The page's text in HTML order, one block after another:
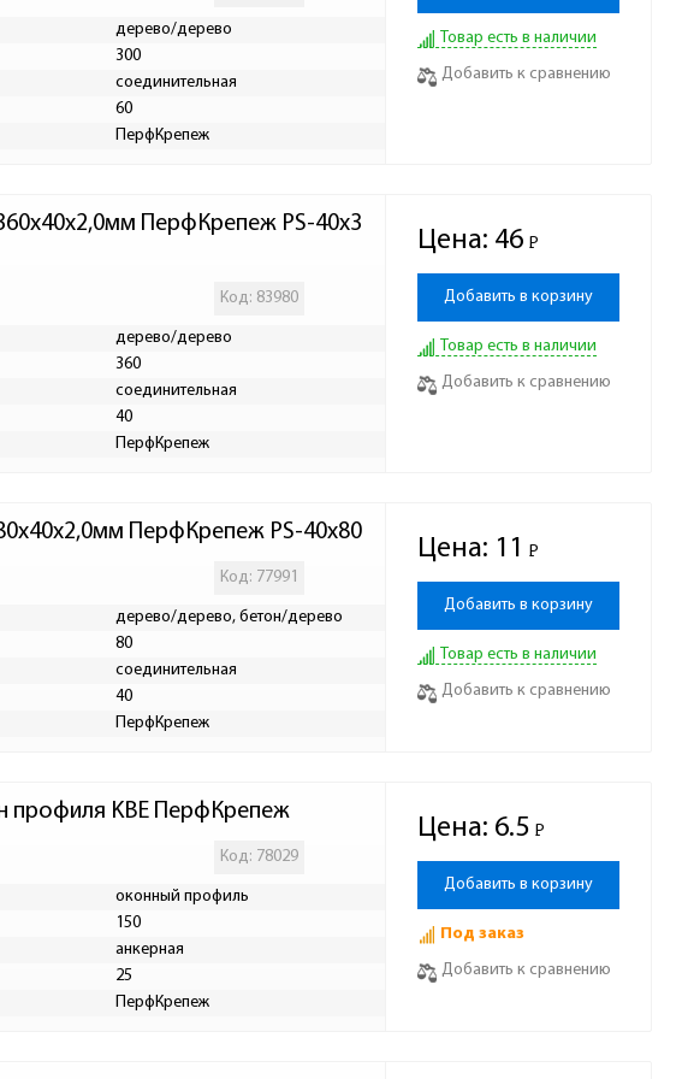
дерево/дерево
300
соединительная
60
ПерфКрепеж
Товар есть в наличии
Добавить к сравнению
ПерфКрепеж PS-40х3
Код: 83980
дерево/дерево
360
соединительная
40
ПерфКрепеж
Цена: 46 Р
-
Добавить в корзину
Товар есть в наличии
Добавить к сравнению
ПерфКрепеж PS-40х80
Код: 77991
дерево/дерево, бетон/дерево
80
соединительная
40
ПерфКрепеж
Цена: 11 Р
-
Добавить в корзину
Товар есть в наличии
Добавить к сравнению
профиля KBE ПерфКрепеж
Код: 78029
оконный профиль
150
анкерная
25
ПерфКрепеж
Цена: 6.5 Р
-
Добавить в корзину
Под заказ
Добавить к сравнению